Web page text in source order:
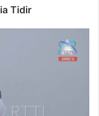
Tidir